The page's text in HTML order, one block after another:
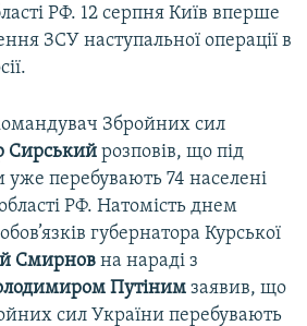
РФ. 12 серпня Київ вперше
ЗСУ наступальної операції в
Збройних сил
Сирський розповів, що під
перебувають 74 населені
РФ. Натомість днем
губернатора Курської
Смирнов на нараді з
Путіним заявив, що
сил України перебувають